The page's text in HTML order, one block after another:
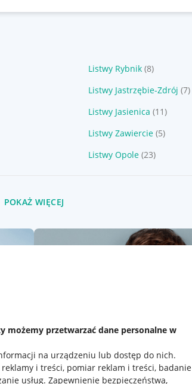
możemy przetwarzać dane personalne w
na urządzeniu lub dostęp do nich.
i treści, pomiar reklam i treści, badanie
usług. Zapewnienie bezpieczeństwa,
Listwy Rybnik (8)
Listwy Jastrzębie-Zdrój (7)
Listwy Jasienica (11)
Listwy Zawiercie (5)
Listwy Opole (23)
POKAŻ WIĘCEJ